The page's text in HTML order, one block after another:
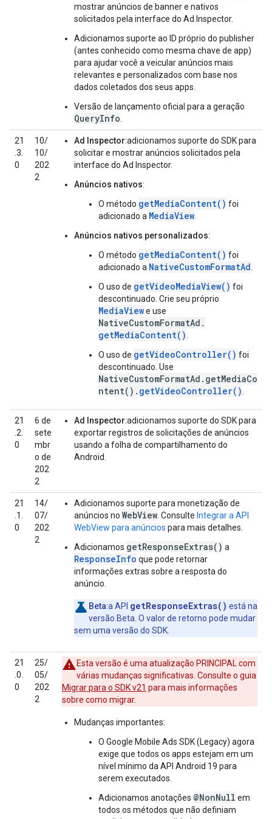
mostrar anúncios de banner e nativos
solicitados pela interface do Ad Inspector.
Adicionamos suporte ao ID próprio do publisher
(antes conhecido como mesma chave de app)
para ajudar você a veicular anúncios mais
relevantes e personalizados com base nos
dados coletados dos seus apps.
Versão de lançamento oficial para a geração
QueryInfo
21
.3.
0
10/
10/
202
2
Ad Inspector:adicionamos suporte do SDK para
solicitar e mostrar anúncios solicitados pela
interface do Ad Inspector.
Anúncios nativos:
O método getMediaContent() foi
adicionado a MediaView
Anúncios nativos personalizados:
O método getMediaContent() foi
adicionado a NativeCustomFormatAd
O uso de getVideoMediaView() foi
descontinuado. Crie seu próprio
MediaViewe use
NativeCustomFormatAd.
getMediaContent()
O uso de getVideoController() foi
descontinuado. Use
NativeCustomFormatAd.getMediaCo
ntent(). getVideoController()
21
.2.
0
6 de
sete
mbr
o de
202
2
Ad Inspector:adicionamos suporte do SDK para
exportar registros de solicitações de anúncios
usando a folha de compartilhamento do
Android.
21
.1.
0
14/
07/
202
2
Adicionamos suporte para monetização de
anúncios no WebView . Consulte Integrar a API
WebView para anúncios para mais detalhes.
Adicionamos getResponseExtras() a
ResponseInfo que pode retornar
informações extras sobre a resposta do
anúncio.
Beta:a API getResponseExtras() está na
versão Beta. O valor de retorno pode mudar
sem uma versão do SDK.
21
.0.
0
25/
05/
202
2
Esta versão é uma atualização PRINCIPAL com
várias mudanças significativas. Consulte o guia
Migrar para o SDK v21 para mais informações
sobre como migrar.
Mudanças importantes:
O Google Mobile Ads SDK (Legacy) agora
exige que todos os apps estejam em um
nível mínimo da API Android 19 para
serem executados.
Adicionamos anotações @NonNull em
todos os métodos que não definiam